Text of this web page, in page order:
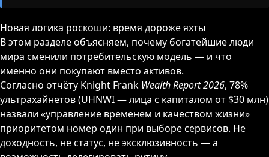
Новая логика роскоши: время дороже яхты
В этом разделе объясняем, почему богатейшие люди
мира сменили потребительскую модель — и что
именно они покупают вместо активов.
Согласно отчёту Knight Frank Wealth Report 2026, 78%
ультрахайнетов (UHNWI — лица с капиталом от $30 млн)
назвали «управление временем и качеством жизни»
приоритетом номер один при выборе сервисов. Не
доходность, не статус, не эксклюзивность — а